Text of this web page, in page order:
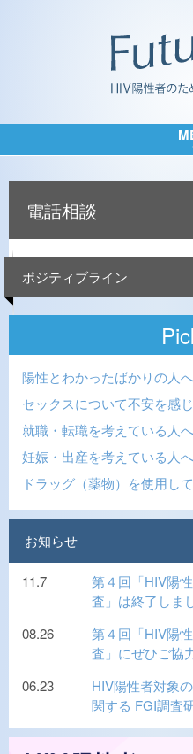
電話相談
ポジティブライン
陽性とわかったばかりの人
セックスについて不安を感
就職・転職を考えている人へ
妊娠・出産を考えている人へ
ドラッグ（薬物）を使用し
お知らせ
11.7
第４回「HIV陽
査」は終了しま
08.26
第４回「HIV陽
査」にぜひご協
06.23
HIV陽性者対象
関する FGI調査